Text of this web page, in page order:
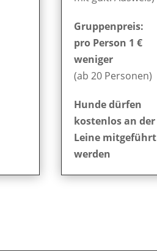
Gruppenpreis:
pro Person 1 €
weniger
(ab 20 Personen)
Hunde dürfen
kostenlos an der
Leine mitgeführt
werden